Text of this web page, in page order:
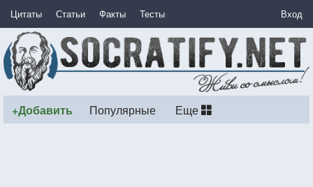
Цитаты Статьи Факты Тесты Вход
+Добавить Популярные Еще